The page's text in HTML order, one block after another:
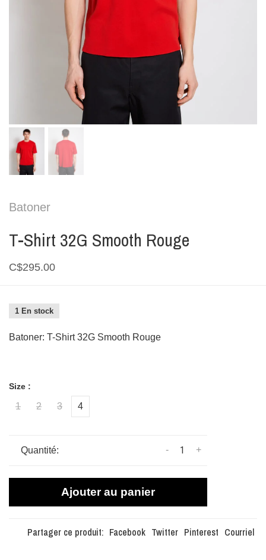
Batoner
T-Shirt 32G Smooth Rouge
C$295.00
1 En stock
Batoner: T-Shirt 32G Smooth Rouge
Size :
1 2 3 4
Quantité: +
-
Ajouter au panier
Partager ce produit: Facebook Twitter Pinterest Courriel